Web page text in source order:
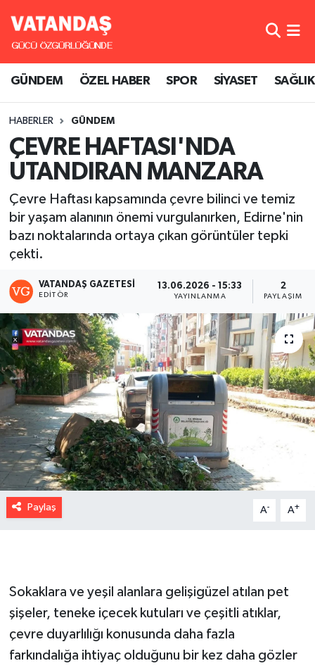
GÜNDEM ÖZEL HABER SPOR SİYASET SAĞLIK
HABERLER GÜNDEM
ÇEVRE HAFTASI'NDA
UTANDIRAN MANZARA
Çevre Haftası kapsamında çevre bilinci ve temiz
bir yaşam alanının önemi vurgulanırken, Edirne'nin
bazı noktalarında ortaya çıkan görüntüler tepki
çekti.
VATANDAŞ GAZETESI
EDITÖR
13.06.2026 - 15:33
YAYINLANMA
2
PAYLAŞIM
Paylaş A- A+
Sokaklara ve yeşil alanlara gelişigüzel atılan pet
şişeler, teneke içecek kutuları ve çeşitli atıklar,
çevre duyarlılığı konusunda daha fazla
farkındalığa ihtiyaç olduğunu bir kez daha gözler
GÜNDEM
SPOR
SİYASET
SAĞLIK
Hava Durumu
Süper Lig Puan Durumu ve Fikstür
Tüm Manşetler
Son Dakika Haberleri
Haber Arşivi